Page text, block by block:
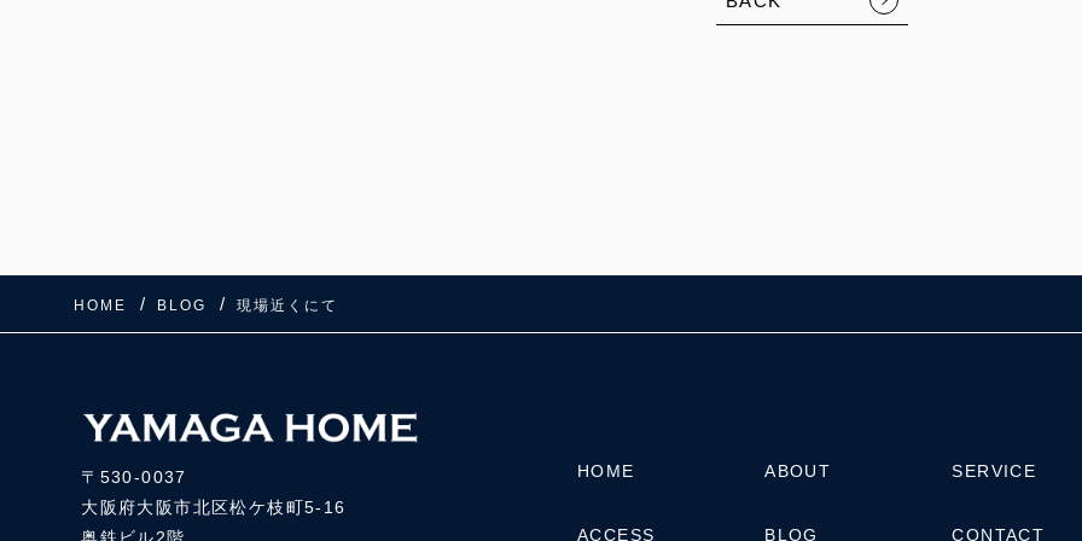
HOME BLOG 現場近くにて
〒530-0037
大阪府大阪市北区松ケ枝町5-16
HOME ABOUT SERVICE
ACCESS BLOG CONTACT